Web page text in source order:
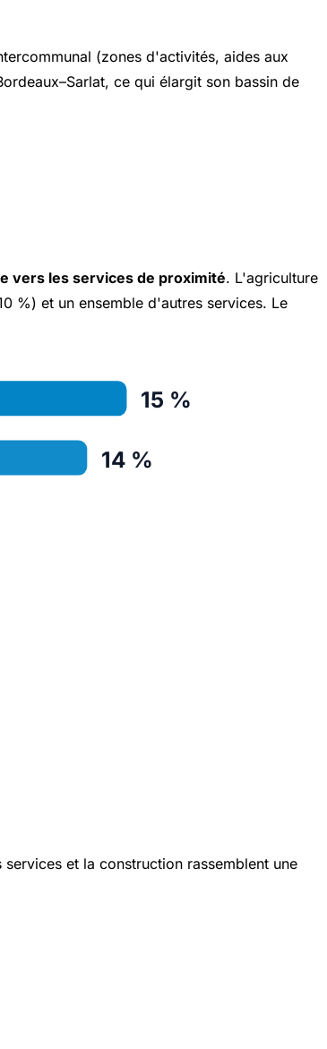
(zones d'activités, aides aux
ce qui élargit son bassin de
vers les services de proximité. L'agriculture
%) et un ensemble d'autres services. Le
15 %
14 %
et la construction rassemblent une